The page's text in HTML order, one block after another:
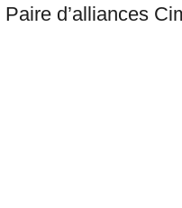
Paire d’alliances